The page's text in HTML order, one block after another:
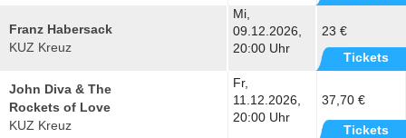
Franz Habersack
KUZ Kreuz
Mi,
09.12.2026,
20:00 Uhr
23 €
Tickets
John Diva & The
Rockets of Love
KUZ Kreuz
Fr,
11.12.2026,
20:00 Uhr
37,70 €
Tickets